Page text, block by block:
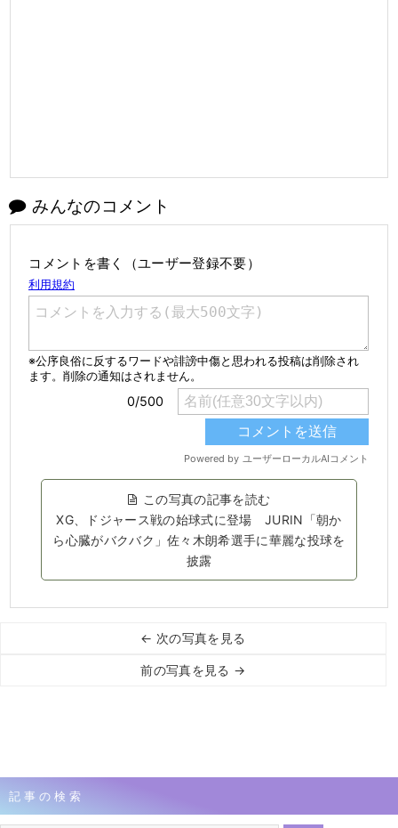
みんなのコメント
コメントを書く（ユーザー登録不要）
この写真の記事を読む
XG、ドジャース戦の始球式に登場 JURIN「朝か
ら心臓がバクバク」佐々木朗希選手に華麗な投球を
披露
← 次の写真を見る
前の写真を見る →
記事の検索